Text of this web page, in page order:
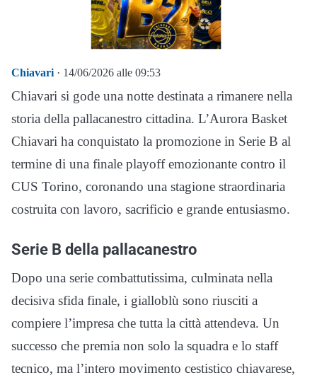
Chiavari · 14/06/2026 alle 09:53
Chiavari si gode una notte destinata a rimanere nella
storia della pallacanestro cittadina. L’Aurora Basket
Chiavari ha conquistato la promozione in Serie B al
termine di una finale playoff emozionante contro il
CUS Torino, coronando una stagione straordinaria
costruita con lavoro, sacrificio e grande entusiasmo.
Serie B della pallacanestro
Dopo una serie combattutissima, culminata nella
decisiva sfida finale, i gialloblù sono riusciti a
compiere l’impresa che tutta la città attendeva. Un
successo che premia non solo la squadra e lo staff
tecnico, ma l’intero movimento cestistico chiavarese,